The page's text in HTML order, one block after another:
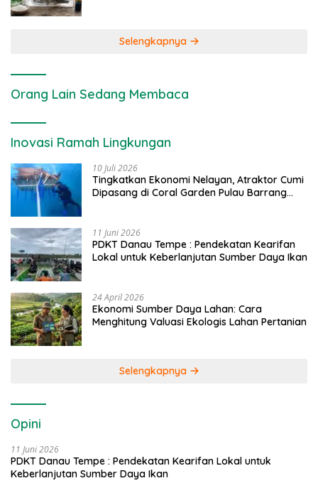
Selengkapnya
Orang Lain Sedang Membaca
Inovasi Ramah Lingkungan
10 Juli 2026
Tingkatkan Ekonomi Nelayan, Atraktor Cumi
Dipasang di Coral Garden Pulau Barrang
11 Juni 2026
PDKT Danau Tempe : Pendekatan Kearifan
Lokal untuk Keberlanjutan Sumber Daya Ikan
24 April 2026
Ekonomi Sumber Daya Lahan: Cara
Menghitung Valuasi Ekologis Lahan Pertanian
Selengkapnya
Opini
11 Juni 2026
PDKT Danau Tempe : Pendekatan Kearifan Lokal untuk
Keberlanjutan Sumber Daya Ikan